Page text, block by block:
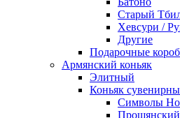
Старый
Хевсури /
Другие
Подарочные
Армянский коньяк
Элитный
Коньяк
Символы